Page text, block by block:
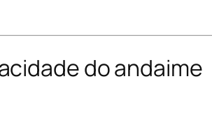
do andaime